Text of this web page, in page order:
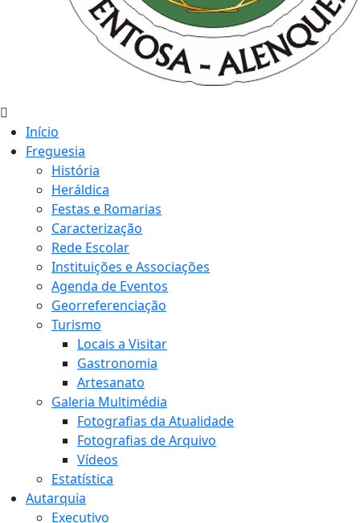
Início
Freguesia
História
Heráldica
Festas e Romarias
Caracterização
Rede Escolar
Instituições e Associações
Agenda de Eventos
Georreferenciação
Turismo
Locais a Visitar
Gastronomia
Artesanato
Galeria Multimédia
Fotografias da Atualidade
Fotografias de Arquivo
Vídeos
Estatística
Autarquia
Executivo